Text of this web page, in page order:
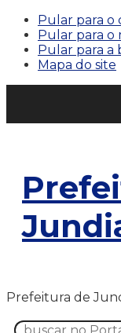
Pular para o
Pular para o
Pular para a
Mapa do site
Prefeitura de